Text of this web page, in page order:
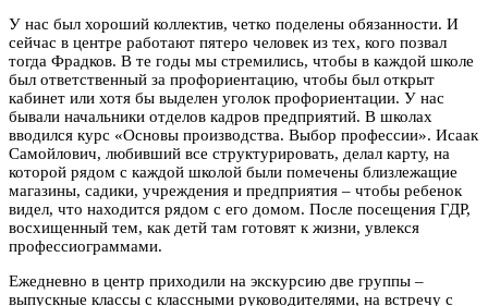
У нас был хороший коллектив, четко поделены обязанности. И
сейчас в центре работают пятеро человек из тех, кого позвал
тогда Фрадков. В те годы мы стремились, чтобы в каждой школе
был ответственный за профориентацию, чтобы был открыт
кабинет или хотя бы выделен уголок профориентации. У нас
бывали начальники отделов кадров предприятий. В школах
вводился курс «Основы производства. Выбор профессии». Исаак
Самойлович, любивший все структурировать, делал карту, на
которой рядом с каждой школой были помечены близлежащие
магазины, садики, учреждения и предприятия – чтобы ребенок
видел, что находится рядом с его домом. После посещения ГДР,
восхищенный тем, как детй там готовят к жизни, увлекся
профессиограммами.
Ежедневно в центр приходили на экскурсию две группы –
выпускные классы с классными руководителями, на встречу с